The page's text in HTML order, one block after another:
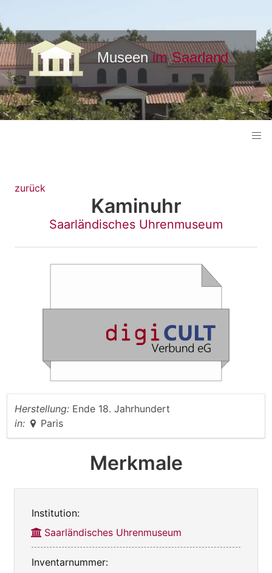
zurück
Kaminuhr
Saarländisches Uhrenmuseum
Herstellung: Ende 18. Jahrhundert
in:
Paris
Merkmale
Institution:
Saarländisches Uhrenmuseum
Inventarnummer: